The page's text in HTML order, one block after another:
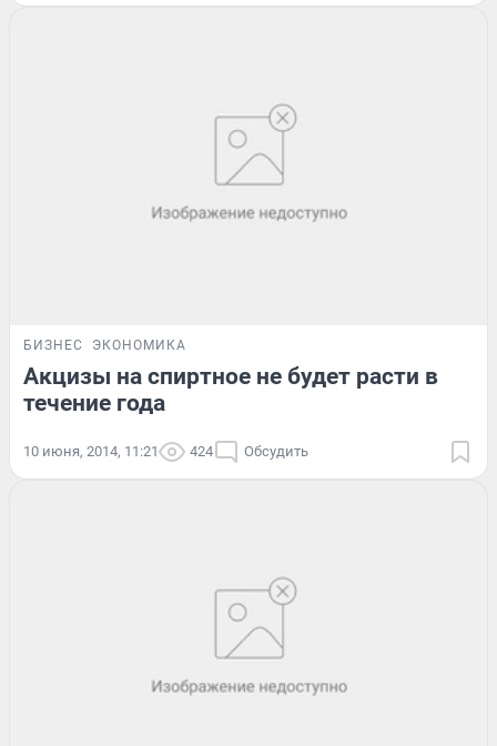
БИЗНЕС ЭКОНОМИКА
Акцизы на спиртное не будет расти в
течение года
10 июня, 2014, 11:21 424 Обсудить